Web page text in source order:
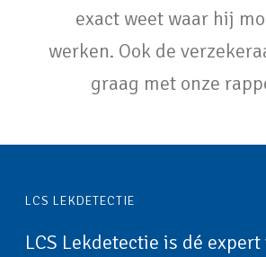
exact weet waar hij
werken. Ook de
graag met onze
LCS LEKDETECTIE
LCS Lekdetectie is dé expert